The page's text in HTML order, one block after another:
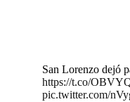
San Lorenzo dejó
https://t.co/
pic.twitter.com/